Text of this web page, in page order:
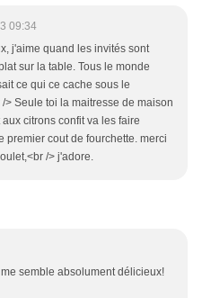
09:34
j'aime quand les invités sont
sur la table. Tous le monde
ce qui ce cache sous le
> Seule toi la maitresse de maison
citrons confit va les faire
premier cout de fourchette. merci
/> j'adore.
semble absolument délicieux!